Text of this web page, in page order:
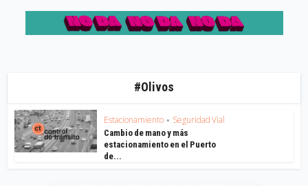
#Olivos
Estacionamiento • Seguridad Vial
Cambio de mano y más
estacionamiento en el Puerto
de...